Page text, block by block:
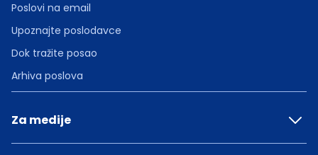
Poslovi na email
Upoznajte poslodavce
Dok tražite posao
Arhiva poslova
Za medije